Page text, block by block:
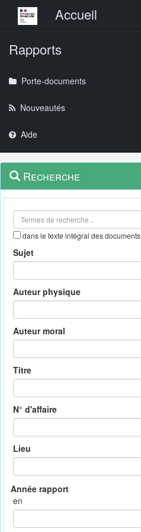
Menu principalAccueil
Rapports
Porte-documents
Nouveautés
Aide
Navigation
outils
Menu
contextuel
Recherche
dans le texte intégral des documents
Sujet
Auteur physique
Auteur moral
Titre
N° d'affaire
Lieu
en